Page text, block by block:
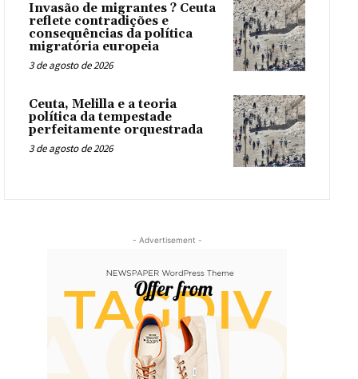
Invasão de migrantes ? Ceuta
reflete contradições e
consequências da política
migratória europeia
3 de agosto de 2026
Ceuta, Melilla e a teoria
política da tempestade
perfeitamente orquestrada
3 de agosto de 2026
- Advertisement -